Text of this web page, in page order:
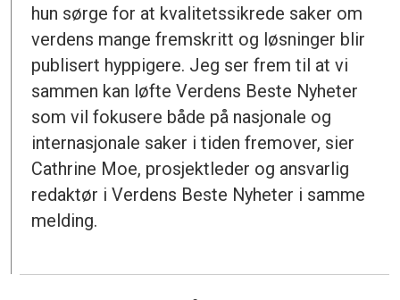
hun sørge for at kvalitetssikrede saker om
verdens mange fremskritt og løsninger blir
publisert hyppigere. Jeg ser frem til at vi
sammen kan løfte Verdens Beste Nyheter
som vil fokusere både på nasjonale og
internasjonale saker i tiden fremover, sier
Cathrine Moe, prosjektleder og ansvarlig
redaktør i Verdens Beste Nyheter i samme
melding.